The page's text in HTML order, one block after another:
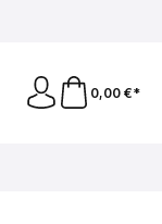
0,00 €*